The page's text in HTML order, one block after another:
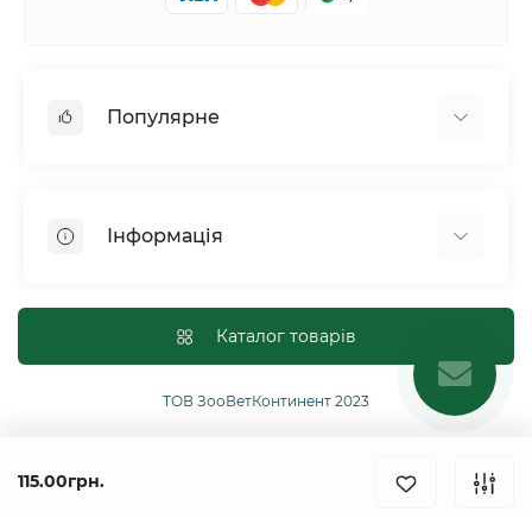
115.00грн.
Популярне
Птахи
Рептилії
Сільськогосподарські тварини та птахи
Інформація
Оплата і доставка
Політика конфіденційності
Публічна угода
Каталог товарів
ТОВ ЗооВетКонтинент 2023